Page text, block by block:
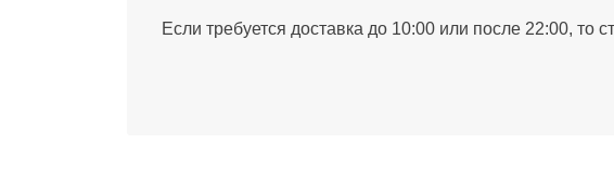
Если требуется доставка до 10:00 или после 22:00, то